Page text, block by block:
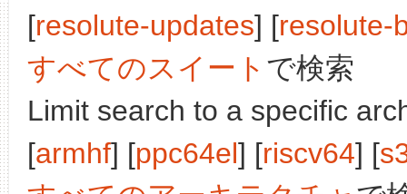
[resolute-updates] [resolute-
すべてのスイート で検索
Limit search to a specific
[armhf] [ppc64el] [riscv64] [